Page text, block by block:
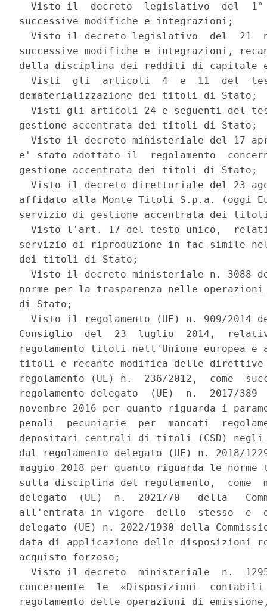
Visto il  decreto  legislativo  del
successive modifiche e integrazioni;
Visto il decreto legislativo  del  21
successive modifiche e integrazioni,
della disciplina dei redditi di
Visti  gli  articoli  4  e  11  del
dematerializzazione dei titoli di Stato;
Visti gli articoli 24 e seguenti del
gestione accentrata dei titoli di Stato;
Visto il decreto ministeriale del 17
e' stato adottato il  regolamento
gestione accentrata dei titoli di Stato;
Visto il decreto direttoriale del 23
affidato alla Monte Titoli S.p.a. (oggi
servizio di gestione accentrata dei
Visto l'art. 17 del testo unico,
servizio di riproduzione in fac-simile
dei titoli di Stato;
Visto il decreto ministeriale n. 3088
norme per la trasparenza nelle
di Stato;
Visto il regolamento (UE) n. 909/2014
Consiglio  del  23  luglio  2014,
regolamento titoli nell'Unione europea
titoli e recante modifica delle direttive
regolamento (UE) n.  236/2012,  come
regolamento delegato  (UE)  n.  2017/
novembre 2016 per quanto riguarda i
penali  pecuniarie  per  mancati
depositari centrali di titoli (CSD) negli
dal regolamento delegato (UE) n. 2018/
maggio 2018 per quanto riguarda le norme
sulla disciplina del regolamento,  come
delegato  (UE)  n.  2021/70   della
all'entrata in vigore  dello  stesso  e
delegato (UE) n. 2022/1930 della
data di applicazione delle disposizioni
acquisto forzoso;
Visto il decreto  ministeriale  n.
concernente  le  «Disposizioni
regolamento delle operazioni di